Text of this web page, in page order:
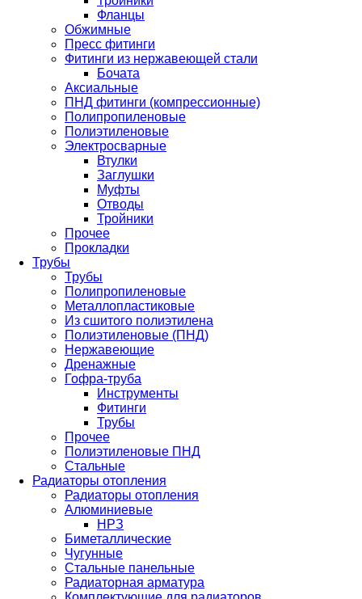
Фланцы
Обжимные
Пресс фитинги
Фитинги из нержавеющей стали
Бочата
Аксиальные
ПНД фитинги (компрессионные)
Полипропиленовые
Полиэтиленовые
Электросварные
Втулки
Заглушки
Муфты
Отводы
Тройники
Прочее
Прокладки
Трубы
Трубы
Полипропиленовые
Металлопластиковые
Из сшитого полиэтилена
Полиэтиленовые (ПНД)
Нержавеющие
Дренажные
Гофра-труба
Инструменты
Фитинги
Трубы
Прочее
Полиэтиленовые ПНД
Стальные
Радиаторы отопления
Радиаторы отопления
Алюминиевые
НРЗ
Биметаллические
Чугунные
Стальные панельные
Радиаторная арматура